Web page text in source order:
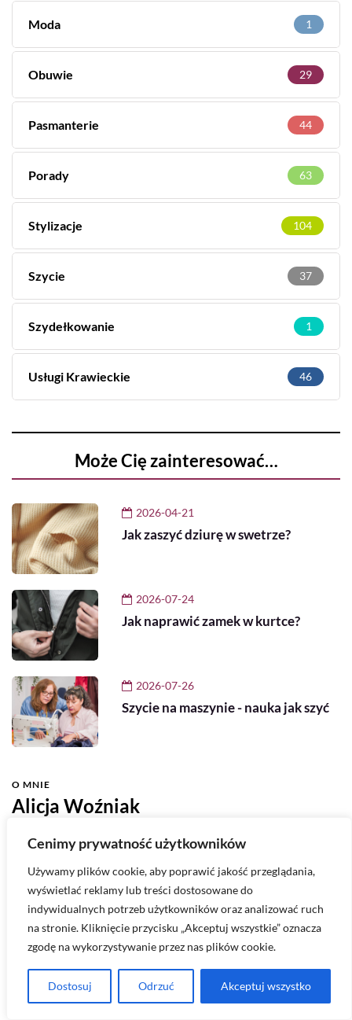
Cenimy prywatność użytkowników
Używamy plików cookie, aby poprawić jakość przeglądania,
wyświetlać reklamy lub treści dostosowane do
indywidualnych potrzeb użytkowników oraz analizować ruch
na stronie. Kliknięcie przycisku „Akceptuj wszystkie” oznacza
zgodę na wykorzystywanie przez nas plików cookie.
Dostosuj Odrzuć Akceptuj wszystko
Moda 1
Obuwie 29
Pasmanterie 44
Porady 63
Stylizacje 104
Szycie 37
Szydełkowanie 1
Usługi Krawieckie 46
Może Cię zainteresować…
2026-04-21
Jak zaszyć dziurę w swetrze?
2026-07-24
Jak naprawić zamek w kurtce?
2026-07-26
Szycie na maszynie - nauka jak szyć
O MNIE
Alicja Woźniak
Cześć, tu Alicja! Od zawsze kręci mnie moda – uwielbiam
z różnymi fasonami oraz materiałami, żeby stworzyć coś
wyjątkowego. Lubię być na bieżąco z trendami, bo inspirują
mnie do nowych pomysłów i pomagają rozwijać własny styl.
Jeśli masz pytania, śmiało się odezwij -
kontakt@ciekaweszycie.pl